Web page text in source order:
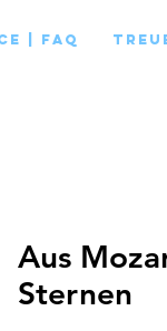
| FAQ
Aus
Sternen